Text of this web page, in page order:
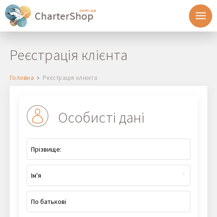
Реєстрація клієнта
Головна Реєстрація клієнта
Особисті дані
*